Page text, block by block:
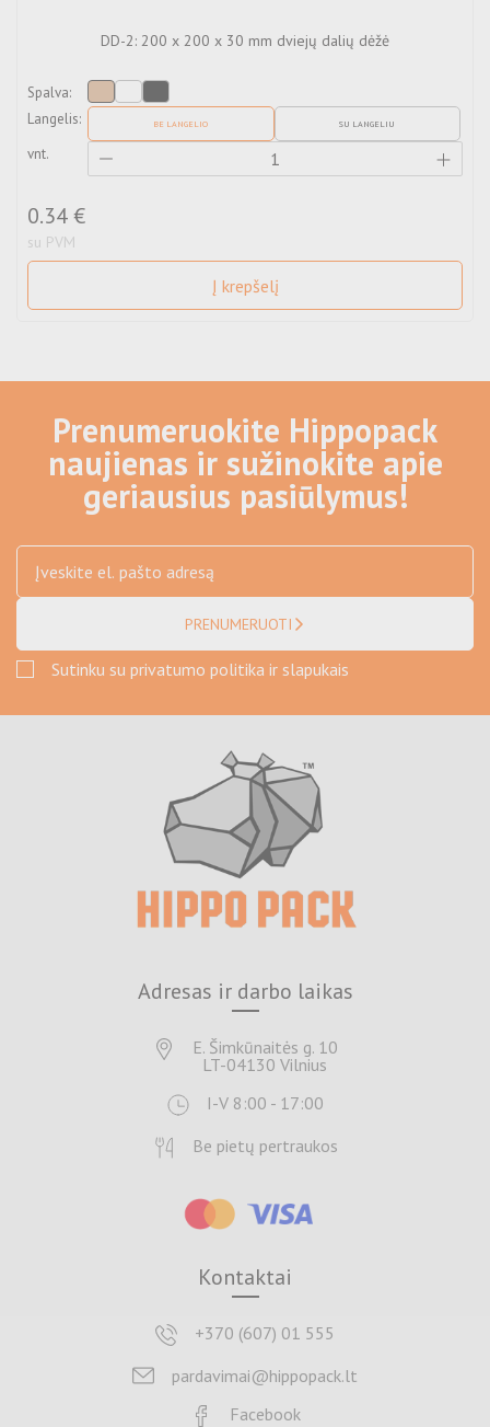
DD-2: 200 x 200 x 30 mm dviejų dalių dėžė
Spalva:
Langelis:
BE LANGELIO SU LANGELIU
vnt.
0.34 €
su PVM
Į krepšelį
Prenumeruokite Hippopack
naujienas ir sužinokite apie
geriausius pasiūlymus!
PRENUMERUOTI
Sutinku su privatumo politika ir slapukais
Adresas ir darbo laikas
E. Šimkūnaitės g. 10
LT-04130 Vilnius
I-V 8:00 - 17:00
Be pietų pertraukos
Kontaktai
+370 (607) 01 555
pardavimai@hippopack.lt
Facebook